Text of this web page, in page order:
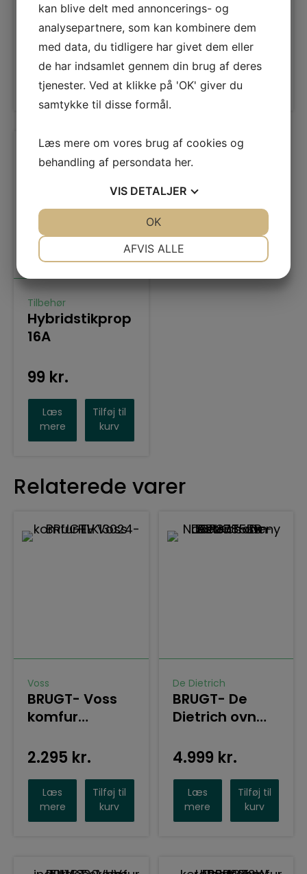
129kr.
Læs
mere
Tilføj til
kurv
69kr.
Læs
mere
Tilføj til
Tilbehør
Hybridstikprop
16A
99 kr.
Læs
mere
Tilføj til
kurv
Relaterede varer
Voss
BRUGT- Voss
komfur
2.295 kr.
Læs
mere
Tilføj til
kurv
De Dietrich
BRUGT- De
Dietrich ovn
Næsten som
4.999 kr.
Læs
mere
Tilføj til
kurv
kan blive delt med annoncerings- og
analysepartnere, som kan kombinere dem
med data, du tidligere har givet dem eller
de har indsamlet gennem din brug af deres
tjenester. Ved at klikke på 'OK' giver du
samtykke til disse formål.
Læs mere om vores brug af cookies og
behandling af persondata her.
VIS DETALJER
AFVIS ALLE
OK